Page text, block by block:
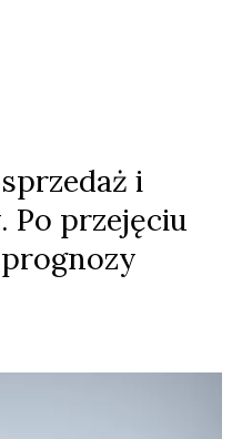
i
Po przejęciu